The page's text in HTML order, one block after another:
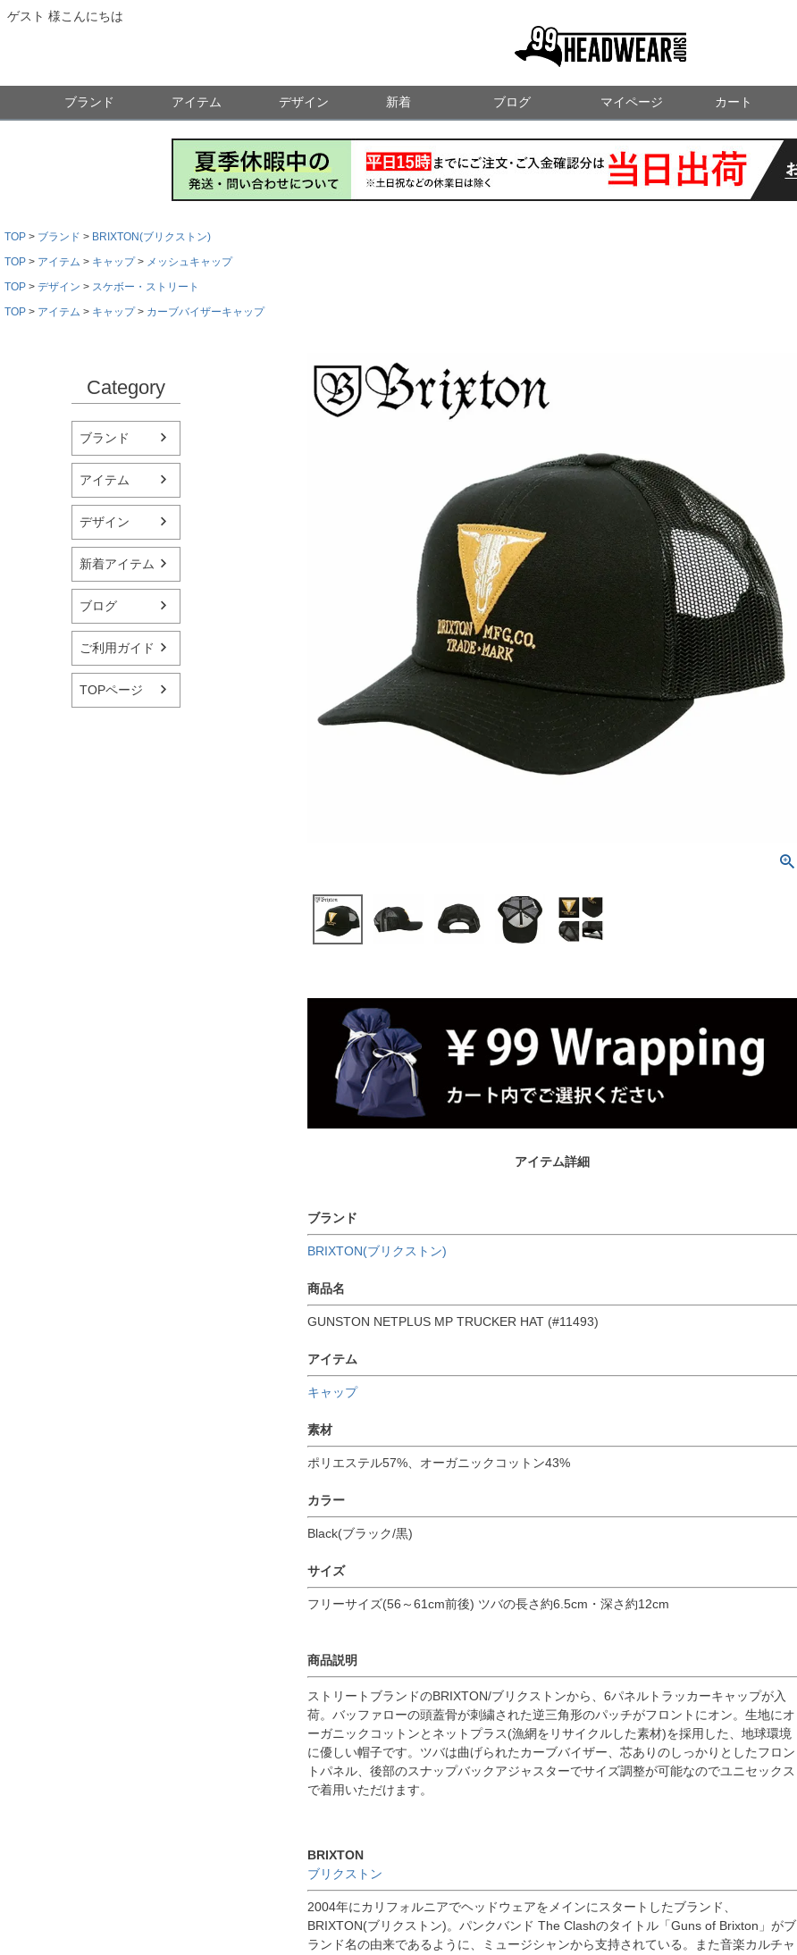
ゲスト 様こんにちは
99HEADWEARSHOP
ブランド アイテム デザイン 新着 ブログ マイページ カート
TOP ブランド
BRIXTON(ブリクストン)
TOP
アイテム キャップ
メッシュキャップ
TOP
デザイン
スケボー・ストリート
TOP
アイテム キャップ カーブバイザーキャップ
Category
ブランド
アイテム
デザイン
新着アイテム
ブログ
ご利用ガイド
TOPページ
アイテム詳細
ブランド
BRIXTON(ブリクストン)
商品名
GUNSTON NETPLUS MP TRUCKER HAT (#11493)
アイテム
キャップ
素材
ポリエステル57%、オーガニックコットン43%
カラー
Black(ブラック/黒)
サイズ
フリーサイズ(56～61cm前後) ツバの長さ約6.5cm・深さ約12cm
商品説明
ストリートブランドのBRIXTON/ブリクストンから、6パネルトラッカーキャップが入
荷。バッファローの頭蓋骨が刺繍された逆三角形のパッチがフロントにオン。生地にオ
ーガニックコットンとネットプラス(漁網をリサイクルした素材)を採用した、地球環境
に優しい帽子です。ツバは曲げられたカーブバイザー、芯ありのしっかりとしたフロン
トパネル、後部のスナップバックアジャスターでサイズ調整が可能なのでユニセックス
で着用いただけます。
BRIXTON
ブリクストン
2004年にカリフォルニアでヘッドウェアをメインにスタートしたブランド、
BRIXTON(ブリクストン)。パンクバンド The Clashのタイトル「Guns of Brixton」がブ
ランド名の由来であるように、ミュージシャンから支持されている。また音楽カルチャ